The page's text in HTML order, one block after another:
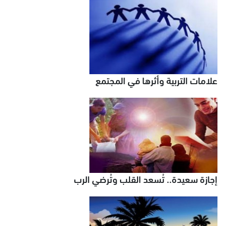
علامات التربية وأثرها في المجتمع
إجازة سعيدة.. تُسعد القلب وتُرضي الرب